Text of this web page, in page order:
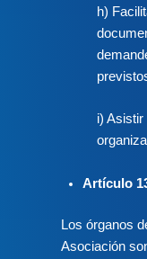
h)
i)
Artículo
Los órganos
Asociación